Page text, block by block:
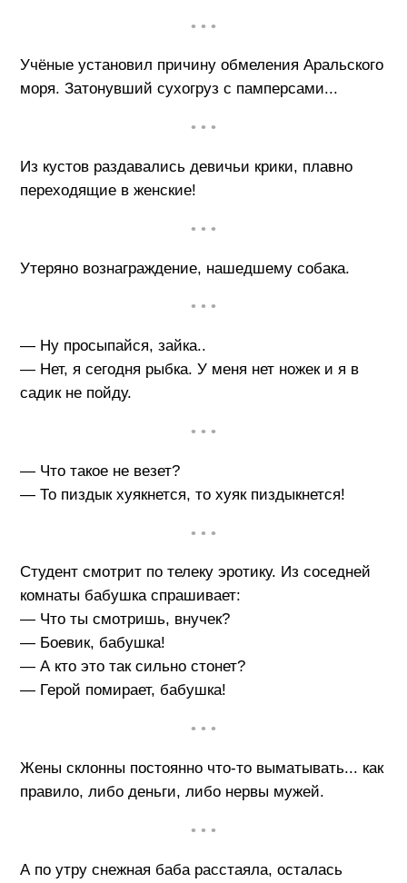
• • •
Учёные установил причину обмеления Аральского
моря. Затонувший сухогруз с памперсами...
• • •
Из кустов раздавались девичьи крики, плавно
переходящие в женские!
• • •
Утеряно вознаграждение, нашедшему собака.
• • •
— Ну просыпайся, зайка..
— Нет, я сегодня рыбка. У меня нет ножек и я в
садик не пойду.
• • •
— Что такое не везет?
— То пиздык хуякнется, то хуяк пиздыкнется!
• • •
Студент смотрит по телеку эротику. Из соседней
комнаты бабушка спрашивает:
— Что ты смотришь, внучек?
— Боевик, бабушка!
— А кто это так сильно стонет?
— Герой помирает, бабушка!
• • •
Жены склонны постоянно что-то выматывать... как
правило, либо деньги, либо нервы мужей.
• • •
А по утру снежная баба расстаяла, осталась